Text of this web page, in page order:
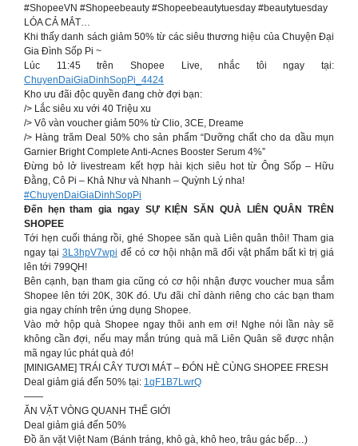
#ShopeeVN #Shopeebeauty #Shopeebeautytuesday #beautytuesday
LÓA CẢ MẮT…
Khi thấy danh sách giảm 50% từ các siêu thương hiệu của Chuyện Đại
Gia Đình Sốp Pi ~
Lúc 11:45 trên Shopee Live, nhắc tôi ngay tại:
ChuyenDaiGiaDinhSopPi_4424
Kho ưu đãi độc quyền đang chờ đợi bạn:
/> Lắc siêu xu với 40 Triệu xu
/> Vô vàn voucher giảm 50% từ Clio, 3CE, Dreame
/> Hàng trăm Deal 50% cho sản phẩm “Dưỡng chất cho da dầu mụn
Garnier Bright Complete Anti-Acnes Booster Serum 4%”
Đừng bỏ lở livestream kết hợp hài kịch siêu hot từ Ông Sốp – Hữu
Đằng, Cô Pi – Khả Như và Nhanh – Quỳnh Lý nha!
#ChuyenDaiGiaDinhSopPi
Đến hẹn tham gia ngay SỰ KIỆN SĂN QUÀ LIÊN QUÂN TRÊN
SHOPEE
Tới hẹn cuối tháng rồi, ghé Shopee săn quà Liên quân thôi! Tham gia
ngay tại 3L3hpV7wpi để có cơ hội nhận mã đổi vật phẩm bất kì trị giá
lên tới 799QH!
Bên cạnh, bạn tham gia cũng có cơ hội nhận được voucher mua sắm
Shopee lên tới 20K, 30K đó. Ưu đãi chỉ dành riêng cho các bạn tham
gia ngay chính trên ứng dụng Shopee.
Vào mở hộp quà Shopee ngay thôi anh em ơi! Nghe nói lần này sẽ
không cần đợi, nếu may mắn trúng quà mã Liên Quân sẽ được nhận
mã ngay lúc phát quà đó!
[MINIGAME] TRÁI CÂY TƯƠI MÁT – ĐÓN HÈ CÙNG SHOPEE FRESH
Deal giảm giá đến 50% tại: 1qF1B7LwrQ
——
ĂN VẶT VÒNG QUANH THẾ GIỚI
Deal giảm giá đến 50%
Đồ ăn vặt Việt Nam (Bánh tráng, khô gà, khô heo, trâu gác bếp…)